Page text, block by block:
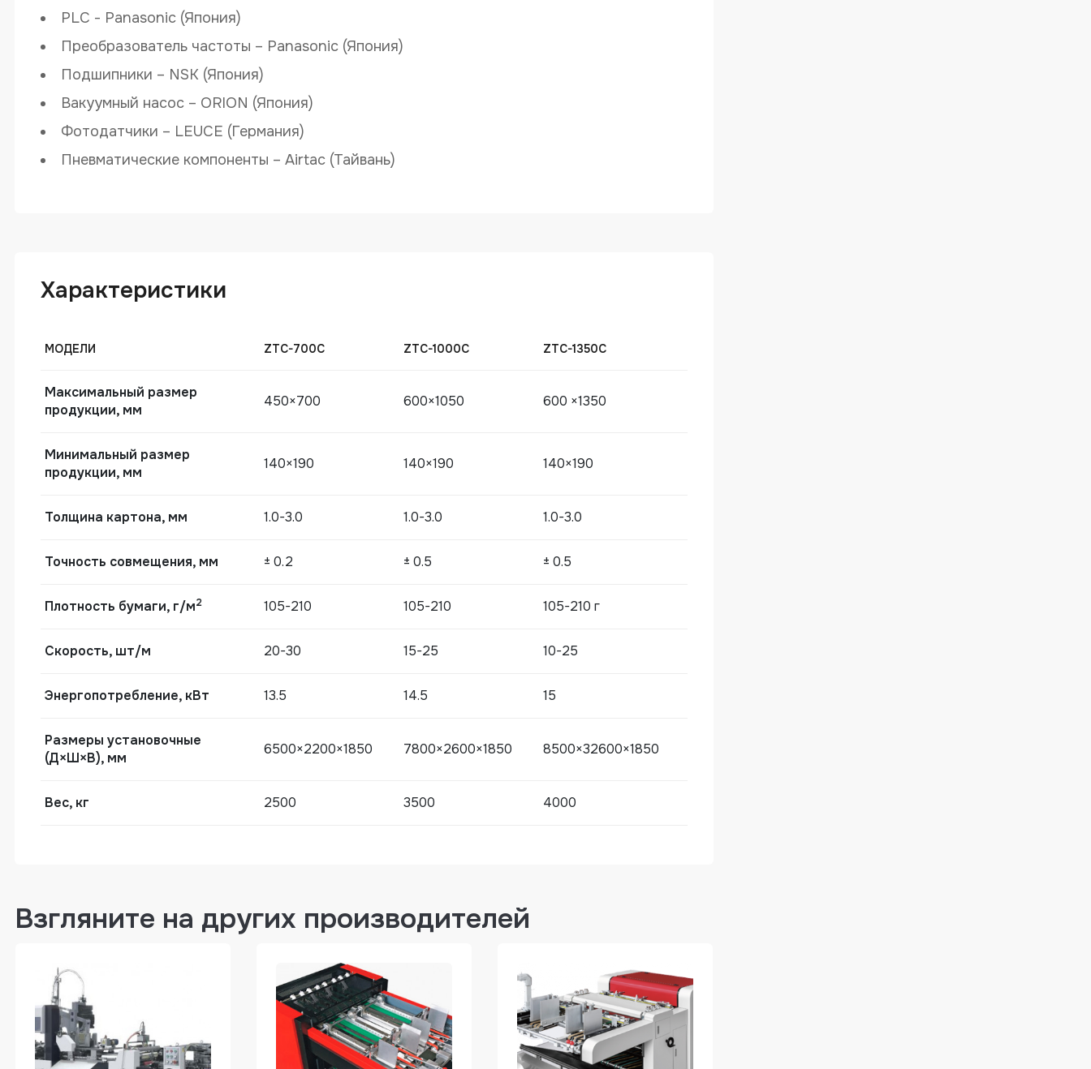
Автоматическая машина для каширования лайнера HORDA серия ZTC
Автоматические машины для каширования Horda серии ZTC 700C
PLC - Panasonic (Япония)
Преобразователь частоты – Panasonic (Япония)
Подшипники – NSK (Япония)
Вакуумный насос – ORION (Япония)
Фотодатчики – LEUCE (Германия)
Пневматические компоненты – Airtac (Тайвань)
Характеристики
МОДЕЛИ ZTC-700C ZTC-1000C ZTC-1350C
Максимальный размер
продукции, мм
450×700 600×1050 600 ×1350
Минимальный размер
продукции, мм
140×190 140×190 140×190
Толщина картона, мм 1.0-3.0 1.0-3.0 1.0-3.0
Точность совмещения, мм ± 0.2 ± 0.5 ± 0.5
Плотность бумаги, г/м2 105-210 105-210 105-210 г
Скорость, шт/м 20-30 15-25 10-25
Энергопотребление, кВт 13.5 14.5 15
Размеры установочные
(Д×Ш×В), мм
6500×2200×1850 7800×2600×1850 8500×32600×1850
Вес, кг 2500 3500 4000
Взгляните на других производителей